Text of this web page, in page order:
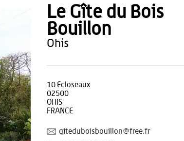
Le Gîte du Bois
Bouillon
ohis
10 Ecloseaux
02500
OHIS
FRANCE
giteduboisbouillon@free.fr